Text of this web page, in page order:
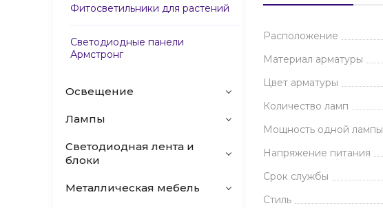
Фитосветильники для растений
Светодиодные панели
Армстронг
Освещение
Лампы
Светодиодная лента и
блоки
Металлическая мебель
Расположение
Материал арматуры
Цвет арматуры
Количество ламп
Мощность одной лампы
Напряжение питания
Срок службы
Стиль